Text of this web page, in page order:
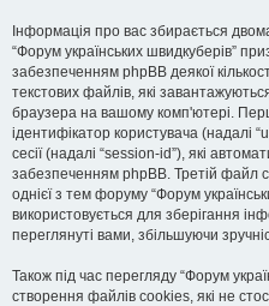
Інформація про вас збирається
“Форум українських швидкуберів”
забезпеченням phpBB деякої
текстових файлів, які
браузера на вашому комп'ютері.
ідентифікатор користувача (надалі
сесії (надалі “session-id”), які
забезпеченням phpBB. Третій файл
однієї з тем форуму “Форум
використовується для зберігання
переглянуті вами, збільшуючи
Також під час перегляду “Форум
створення файлів cookies, які не